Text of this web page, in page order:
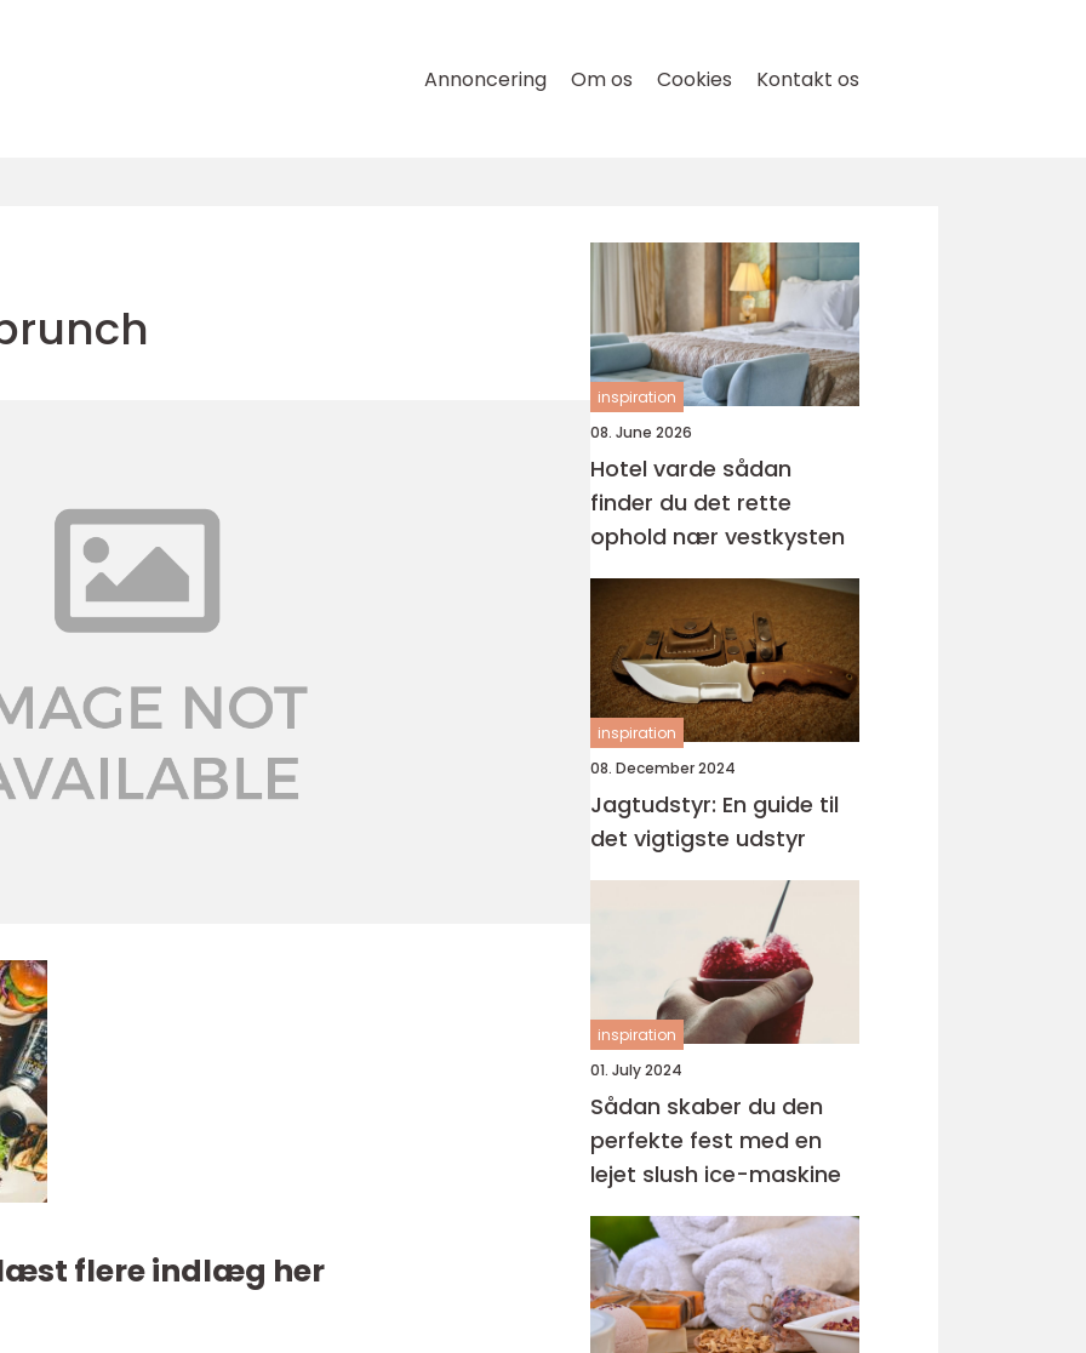
Annoncering Om os Cookies Kontakt os
flere indlæg her
inspiration
08. June 2026
Hotel varde sådan
finder du det rette
ophold nær vestkysten
inspiration
08. December 2024
Jagtudstyr: En guide til
det vigtigste udstyr
inspiration
01. July 2024
Sådan skaber du den
perfekte fest med en
lejet slush ice-maskine